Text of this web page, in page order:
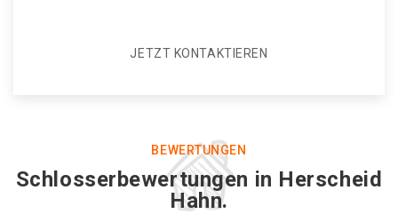
JETZT KONTAKTIEREN
BEWERTUNGEN
Schlosserbewertungen in Herscheid
Hahn.